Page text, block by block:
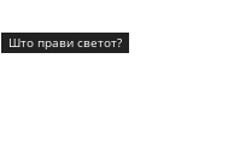
Што прави светот?